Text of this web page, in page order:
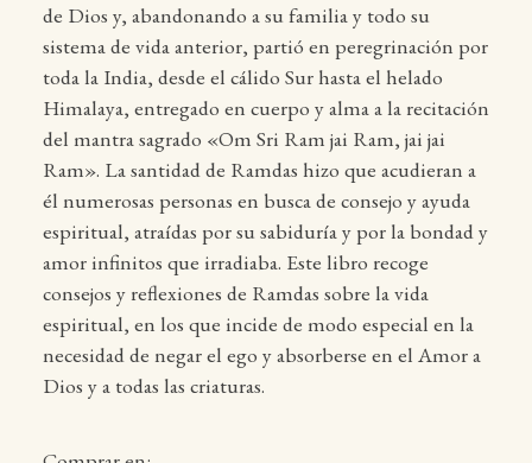
de Dios y, abandonando a su familia y todo su
sistema de vida anterior, partió en peregrinación por
toda la India, desde el cálido Sur hasta el helado
Himalaya, entregado en cuerpo y alma a la recitación
del mantra sagrado «Om Sri Ram jai Ram, jai jai
Ram». La santidad de Ramdas hizo que acudieran a
él numerosas personas en busca de consejo y ayuda
espiritual, atraídas por su sabiduría y por la bondad y
amor infinitos que irradiaba. Este libro recoge
consejos y reflexiones de Ramdas sobre la vida
espiritual, en los que incide de modo especial en la
necesidad de negar el ego y absorberse en el Amor a
Dios y a todas las criaturas.